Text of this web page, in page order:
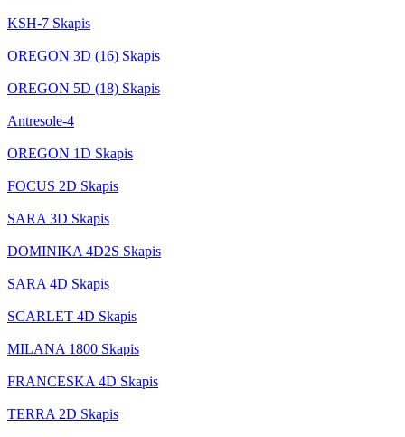
KSH-7 Skapis
OREGON 3D (16) Skapis
OREGON 5D (18) Skapis
Antresole-4
OREGON 1D Skapis
FOCUS 2D Skapis
SARA 3D Skapis
DOMINIKA 4D2S Skapis
SARA 4D Skapis
SCARLET 4D Skapis
MILANA 1800 Skapis
FRANCESKA 4D Skapis
TERRA 2D Skapis